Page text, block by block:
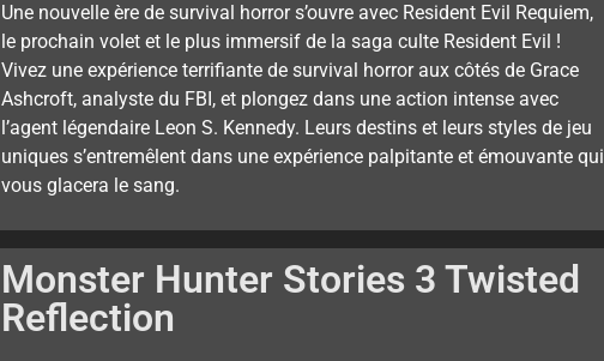
Une nouvelle ère de survival horror s’ouvre avec Resident Evil Requiem,
le prochain volet et le plus immersif de la saga culte Resident Evil !
Vivez une expérience terrifiante de survival horror aux côtés de Grace
Ashcroft, analyste du FBI, et plongez dans une action intense avec
l’agent légendaire Leon S. Kennedy. Leurs destins et leurs styles de jeu
uniques s’entremêlent dans une expérience palpitante et émouvante qui
vous glacera le sang.
Monster Hunter Stories 3 Twisted
Reflection